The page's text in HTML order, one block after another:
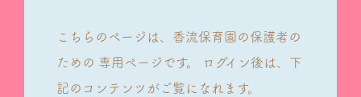
こちらのページは、香流保育園の保護者の
ための 専用ページです。
ログイン後は、下
記のコンテンツがご覧になれます。